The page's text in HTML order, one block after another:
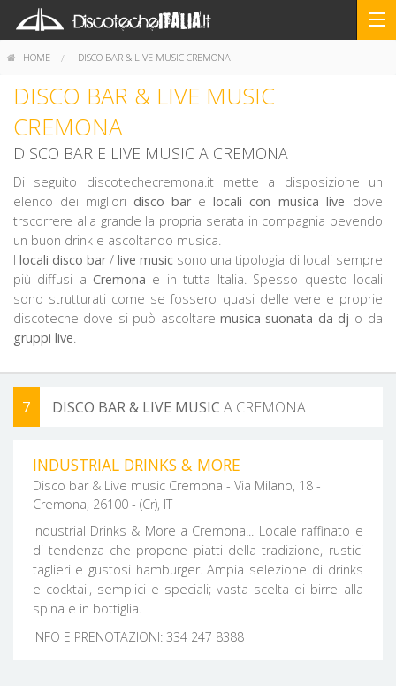
HOME DISCO BAR & LIVE MUSIC CREMONA
DISCO BAR & LIVE MUSIC
CREMONA
DISCO BAR E LIVE MUSIC A CREMONA
Di seguito discotechecremona.it mette a disposizione un
elenco dei migliori disco bare locali con musica live dove
trscorrere alla grande la propria serata in compagnia bevendo
un buon drink e ascoltando musica.
I locali disco bar/ live music sono una tipologia di locali sempre
più diffusi a Cremona e in tutta Italia. Spesso questo locali
sono strutturati come se fossero quasi delle vere e proprie
discoteche dove si può ascoltare musica suonata da dj o da
gruppi live.
7 DISCO BAR & LIVE MUSIC A CREMONA
INDUSTRIAL DRINKS & MORE
Disco bar & Live music Cremona - Via Milano, 18 -
Cremona, 26100 - (Cr), IT
Industrial Drinks & More a Cremona... Locale raffinato e
di tendenza che propone piatti della tradizione, rustici
taglieri e gustosi hamburger. Ampia selezione di drinks
e cocktail, semplici e speciali; vasta scelta di birre alla
spina e in bottiglia.
INFO E PRENOTAZIONI: 334 247 8388